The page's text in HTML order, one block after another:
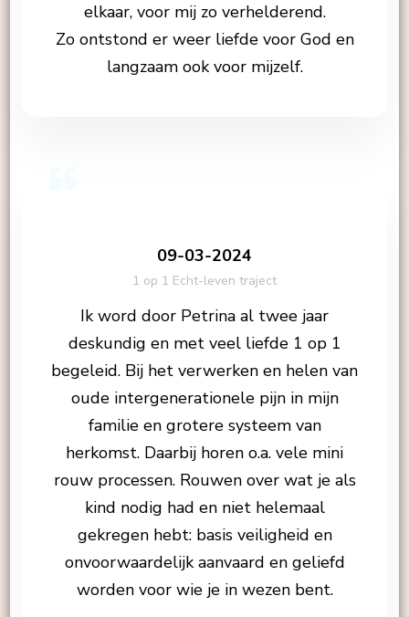
elkaar, voor mij zo verhelderend.
Zo ontstond er weer liefde voor God en
langzaam ook voor mijzelf.
09-03-2024
1 op 1 Echt-leven traject
Ik word door Petrina al twee jaar
deskundig en met veel liefde 1 op 1
begeleid. Bij het verwerken en helen van
oude intergenerationele pijn in mijn
familie en grotere systeem van
herkomst. Daarbij horen o.a. vele mini
rouw processen. Rouwen over wat je als
kind nodig had en niet helemaal
gekregen hebt: basis veiligheid en
onvoorwaardelijk aanvaard en geliefd
worden voor wie je in wezen bent.